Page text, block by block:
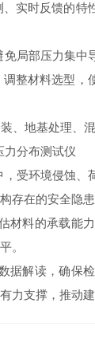
实时反馈的
部压力集
整材料选型
、地基处理、
环境侵蚀
在的安全隐
料的承载能
。
据解读，确保
支撑，推动